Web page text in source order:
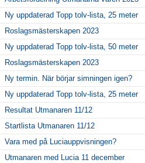
Ny uppdaterad Topp tolv-lista, 25 meter
Roslagsmästerskapen 2023
Ny uppdaterad Topp tolv-lista, 50 meter
Roslagsmästerskapen 2023
Ny termin. När börjar simningen igen?
Ny uppdaterad Topp tolv-lista, 25 meter
Resultat Utmanaren 11/12
Startlista Utmanaren 11/12
Vara med på Luciauppvisningen?
Utmanaren med Lucia 11 december